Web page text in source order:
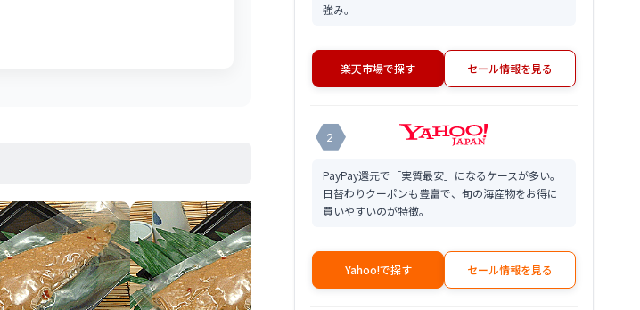
強み。
楽天市場で探す セール情報を見る
2
PayPay還元で「実質最安」になるケースが多い。
日替わりクーポンも豊富で、旬の海産物をお得に
買いやすいのが特徴。
Yahoo!で探す セール情報を見る